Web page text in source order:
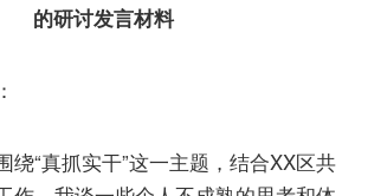
的研讨发言材料
绕“真抓实干”这一主题，结合XX区共